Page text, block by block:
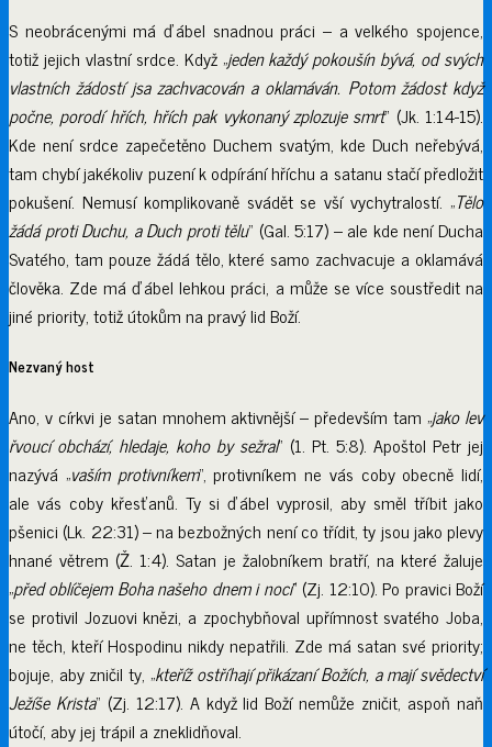
S neobrácenými má ďábel snadnou práci – a velkého spojence,
totiž jejich vlastní srdce. Když „jeden každý pokoušín bývá, od svých
vlastních žádostí jsa zachvacován a oklamáván. Potom žádost když
počne, porodí hřích, hřích pak vykonaný zplozuje smrt“ (Jk. 1:14-15).
Kde není srdce zapečetěno Duchem svatým, kde Duch neřebývá,
tam chybí jakékoliv puzení k odpírání hříchu a satanu stačí předložit
pokušení. Nemusí komplikovaně svádět se vší vychytralostí. „Tělo
žádá proti Duchu, a Duch proti tělu“ (Gal. 5:17) – ale kde není Ducha
Svatého, tam pouze žádá tělo, které samo zachvacuje a oklamává
člověka. Zde má ďábel lehkou práci, a může se více soustředit na
jiné priority, totiž útokům na pravý lid Boží.
Nezvaný host
Ano, v církvi je satan mnohem aktivnější – především tam „jako lev
řvoucí obchází, hledaje, koho by sežral“ (1. Pt. 5:8). Apoštol Petr jej
nazývá „vaším protivníkem“, protivníkem ne vás coby obecně lidí,
ale vás coby křesťanů. Ty si ďábel vyprosil, aby směl tříbit jako
pšenici (Lk. 22:31) – na bezbožných není co třídit, ty jsou jako plevy
hnané větrem (Ž. 1:4). Satan je žalobníkem bratří, na které žaluje
„před oblíčejem Boha našeho dnem i nocí“ (Zj. 12:10). Po pravici Boží
se protivil Jozuovi knězi, a zpochybňoval upřímnost svatého Joba,
ne těch, kteří Hospodinu nikdy nepatřili. Zde má satan své priority;
bojuje, aby zničil ty, „kteříž ostříhají přikázaní Božích, a mají svědectví
Ježíše Krista“ (Zj. 12:17). A když lid Boží nemůže zničit, aspoň naň
útočí, aby jej trápil a zneklidňoval.